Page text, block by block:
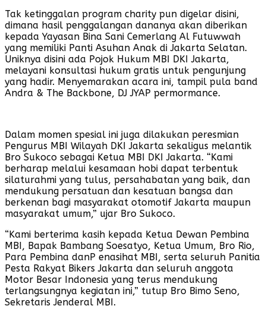
Tak ketinggalan program charity pun digelar disini,
dimana hasil penggalangan dananya akan diberikan
kepada Yayasan Bina Sani Cemerlang Al Futuwwah
yang memiliki Panti Asuhan Anak di Jakarta Selatan.
Uniknya disini ada Pojok Hukum MBI DKI Jakarta,
melayani konsultasi hukum gratis untuk pengunjung
yang hadir. Menyemarakan acara ini, tampil pula band
Andra & The Backbone, DJ JYAP permormance.
Dalam momen spesial ini juga dilakukan peresmian
Pengurus MBI Wilayah DKI Jakarta sekaligus melantik
Bro Sukoco sebagai Ketua MBI DKI Jakarta. “Kami
berharap melalui kesamaan hobi dapat terbentuk
silaturahmi yang tulus, persahabatan yang baik, dan
mendukung persatuan dan kesatuan bangsa dan
berkenan bagi masyarakat otomotif Jakarta maupun
masyarakat umum,” ujar Bro Sukoco.
“Kami berterima kasih kepada Ketua Dewan Pembina
MBI, Bapak Bambang Soesatyo, Ketua Umum, Bro Rio,
Para Pembina danP enasihat MBI, serta seluruh Panitia
Pesta Rakyat Bikers Jakarta dan seluruh anggota
Motor Besar Indonesia yang terus mendukung
terlangsungnya kegiatan ini,” tutup Bro Bimo Seno,
Sekretaris Jenderal MBI.